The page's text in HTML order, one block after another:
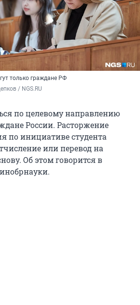
только граждане РФ
/ NGS.RU
по целевому направлению
России. Расторжение
по инициативе студента
или перевод на
Об этом говорится в